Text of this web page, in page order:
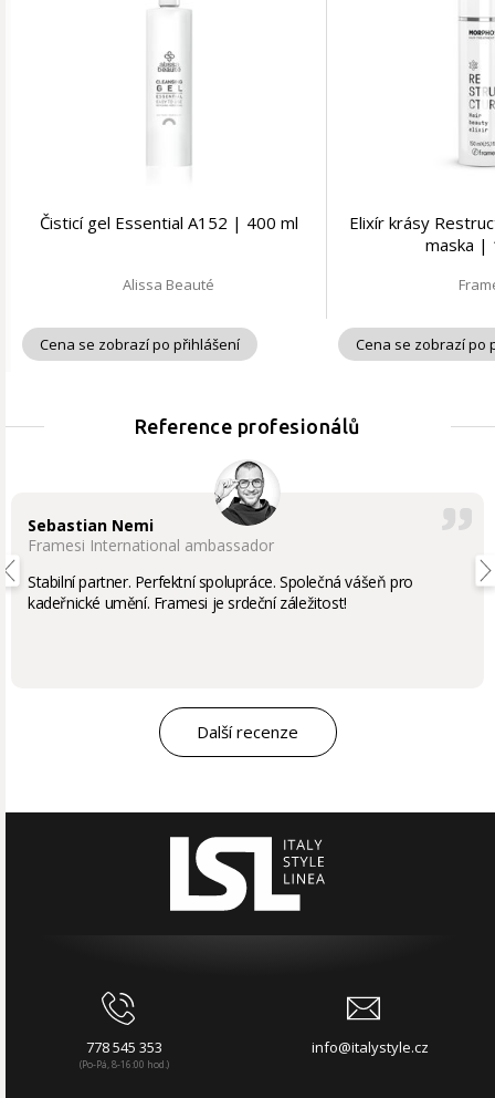
Čisticí gel Essential A152 | 400 ml
Alissa Beauté
Cena se zobrazí po přihlášení
Elixír krásy
maska |
Cena se zobrazí po
Reference profesionálů
Sebastian Nemi
Framesi International ambassador
Stabilní partner. Perfektní spolupráce. Společná vášeň pro
kadeřnické umění. Framesi je srdeční záležitost!
Další recenze
778 545 353
(Po-Pá, 8-16:00 hod.)
info@italystyle.cz